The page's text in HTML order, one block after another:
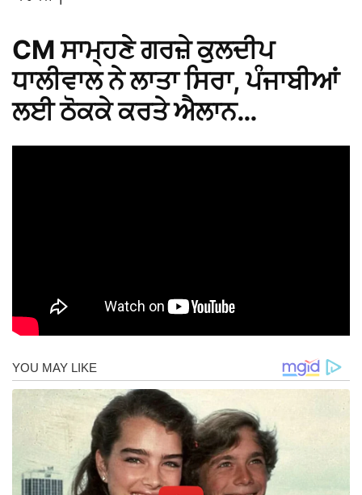
CM ਸਾਮ੍ਹਣੇ ਗਰਜ਼ੇ ਕੁਲਦੀਪ
ਧਾਲੀਵਾਲ ਨੇ ਲਾਤਾ ਸਿਰਾ, ਪੰਜਾਬੀਆਂ
ਲਈ ਠੋਕਕੇ ਕਰਤੇ ਐਲਾਨ…